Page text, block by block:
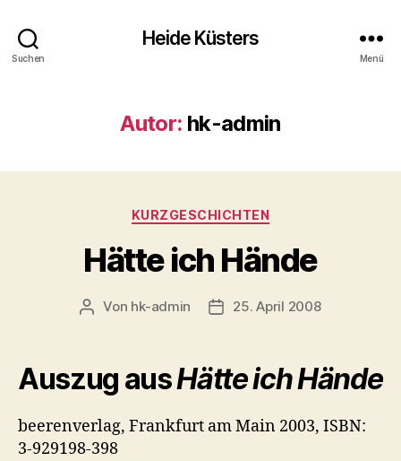
Suchen
Heide Küsters
Menü
Autor: hk-admin
Kategorien
KURZGESCHICHTEN
Hätte ich Hände
Beitragsautor
Von hk-admin Veröffentlichungsdatum
25. April 2008
Auszug ausHätte ich Hände
beerenverlag, Frankfurt am Main 2003, ISBN:
3-929198-398